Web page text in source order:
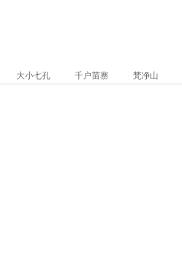
大小七孔 千户苗寨 梵净山